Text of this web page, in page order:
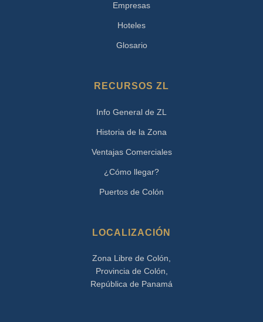
Empresas
Hoteles
Glosario
RECURSOS ZL
Info General de ZL
Historia de la Zona
Ventajas Comerciales
¿Cómo llegar?
Puertos de Colón
LOCALIZACIÓN
Zona Libre de Colón,
Provincia de Colón,
República de Panamá